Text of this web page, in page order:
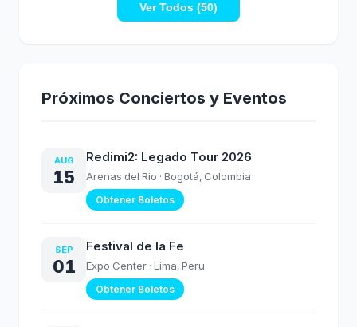
Ver Todos (50)
Próximos Conciertos y Eventos
AUG
15
Redimi2: Legado Tour 2026
Arenas del Rio · Bogotá, Colombia
Obtener Boletos
SEP
01
Festival de la Fe
Expo Center · Lima, Peru
Obtener Boletos